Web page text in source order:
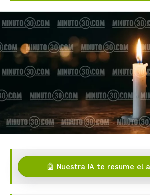
🤖 Nuestra IA te resume el